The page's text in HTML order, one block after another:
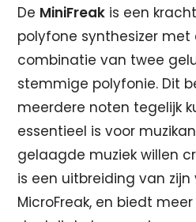
De MiniFreak is een
polyfone synthesizer met
combinatie van twee
stemmige polyfonie. Dit
meerdere noten tegelijk
essentieel is voor
gelaagde muziek willen
is een uitbreiding van
MicroFreak, en biedt